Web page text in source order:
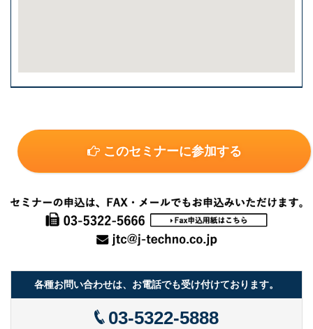
このセミナーに参加する
各種お問い合わせは、お電話でも受け付けております。
03-5322-5888